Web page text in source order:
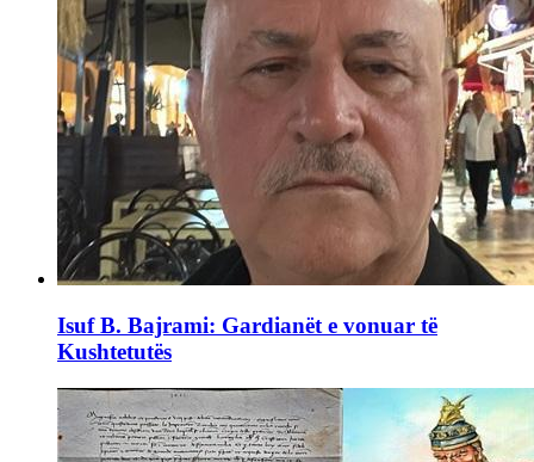
Isuf B. Bajrami: Gardianët e vonuar të
Kushtetutës